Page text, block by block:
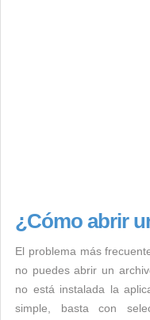
¿Cómo abrir
El problema más
no puedes abrir un
no está instalada la
simple, basta con